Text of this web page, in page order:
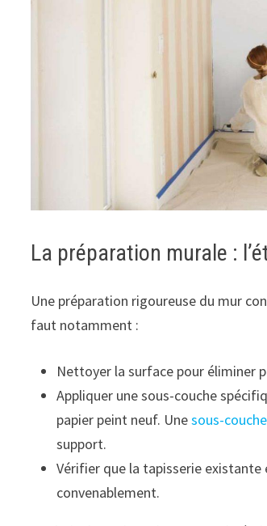
La préparation murale :
Une préparation rigoureuse du mur
faut notamment :
Nettoyer la surface pour éliminer
Appliquer une sous-couche
papier peint neuf. Unesous-
support.
Vérifier que la tapisserie
convenablement.